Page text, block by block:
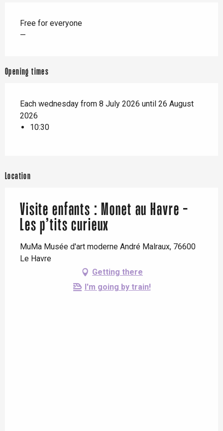
Free for everyone
—
Opening times
Each wednesday from 8 July 2026 until 26 August
2026
10:30
Location
Visite enfants : Monet au Havre -
Les p’tits curieux
MuMa Musée d'art moderne André Malraux, 76600
Le Havre
Getting there
I'm going by train!